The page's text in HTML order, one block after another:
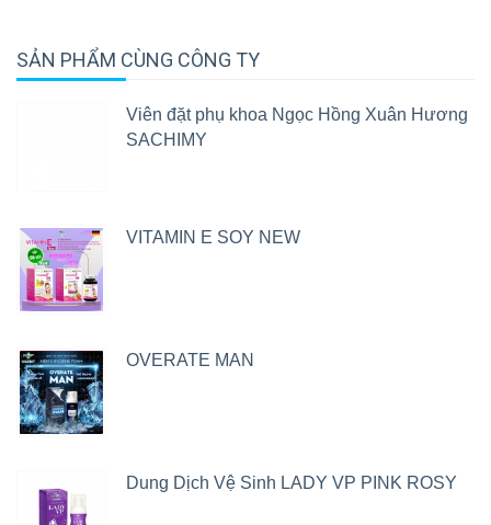
SẢN PHẨM CÙNG CÔNG TY
Viên đặt phụ khoa Ngọc Hồng Xuân Hương
SACHIMY
VITAMIN E SOY NEW
OVERATE MAN
Dung Dịch Vệ Sinh LADY VP PINK ROSY